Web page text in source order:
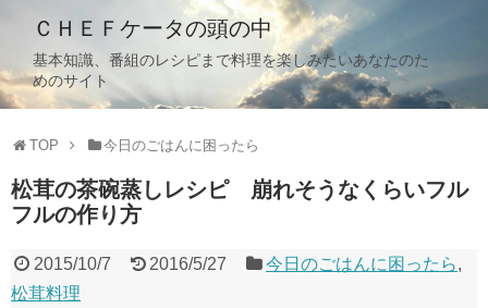
ＣＨＥＦケータの頭の中
基本知識、番組のレシピまで料理を楽しみたいあなたのた
めのサイト
TOP 今日のごはんに困ったら
松茸の茶碗蒸しレシピ 崩れそうなくらいフル
フルの作り方
2015/10/7 2016/5/27 今日のごはんに困ったら,
松茸料理